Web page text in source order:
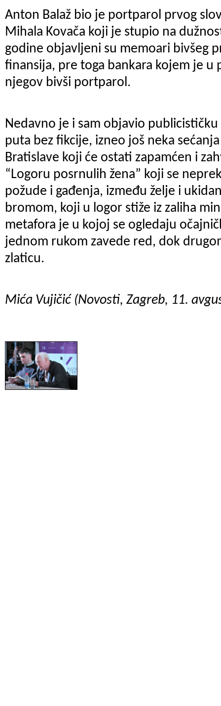
Anton Balaž bio je portparol prvog
Mihala Kovača koji je stupio na
godine objavljeni su memoari bivšeg
finansija, pre toga bankara kojem je u
njegov bivši portparol.
Nedavno je i sam objavio
puta bez fikcije, izneo još neka
Bratislave koji će ostati zapamćen i
“Logoru posrnulih žena” koji se
požude i gađenja, između želje i
bromom, koji u logor stiže iz zaliha
metafora je u kojoj se ogledaju
jednom rukom zavede red, dok
zlaticu.
Mića Vujičić (Novosti, Zagreb, 11.